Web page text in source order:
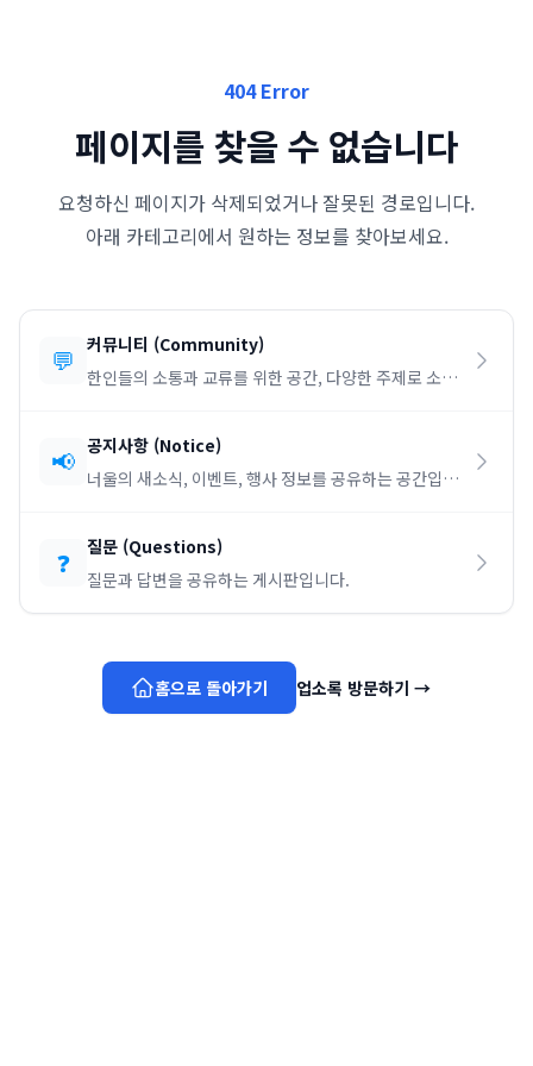
404 Error
페이지를 찾을 수 없습니다
요청하신 페이지가 삭제되었거나 잘못된 경로입니다.
아래 카테고리에서 원하는 정보를 찾아보세요.
💬 커뮤니티 (Community)
한인들의 소통과 교류를 위한 공간, 다양한 주제로 소통
📢 공지사항 (Notice)
너울의 새소식, 이벤트, 행사 정보를 공유하는 공간입니
❓ 질문 (Questions)
질문과 답변을 공유하는 게시판입니다.
홈으로 돌아가기 업소록 방문하기 →